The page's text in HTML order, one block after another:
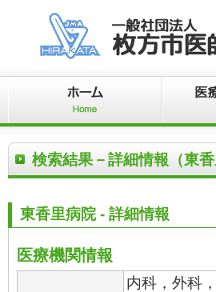
検索結果－詳細情報（東香
東香里病院 - 詳細情報
医療機関情報
内科，外科